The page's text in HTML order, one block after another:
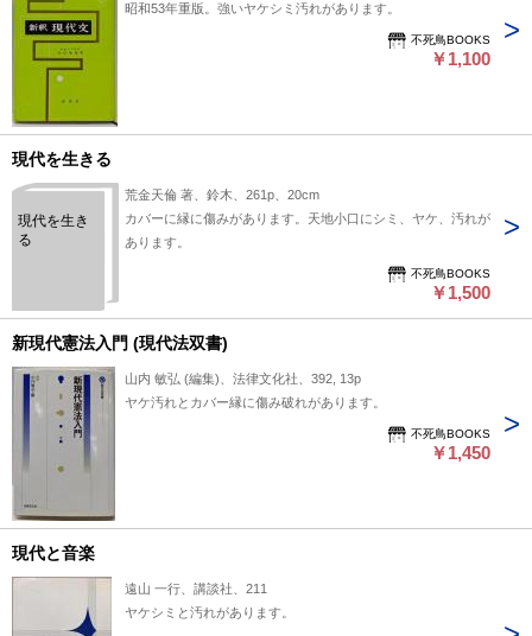
昭和53年重版。強いヤケシミ汚れがあります。
不死鳥BOOKS
￥1,100
現代を生きる
現代を生き
る
荒金天倫 著、鈴木、261p、20cm
カバーに縁に傷みがあります。天地小口にシミ、ヤケ、汚れが
あります。
不死鳥BOOKS
￥1,500
新現代憲法入門 (現代法双書)
山内 敏弘 (編集)、法律文化社、392, 13p
ヤケ汚れとカバー縁に傷み破れがあります。
不死鳥BOOKS
￥1,450
現代と音楽
遠山 一行、講談社、211
ヤケシミと汚れがあります。